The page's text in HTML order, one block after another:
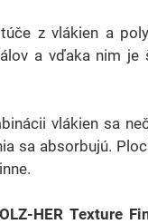
z vlákien a
a vďaka nim je
vlákien sa
sa absorbujú.
HER Texture